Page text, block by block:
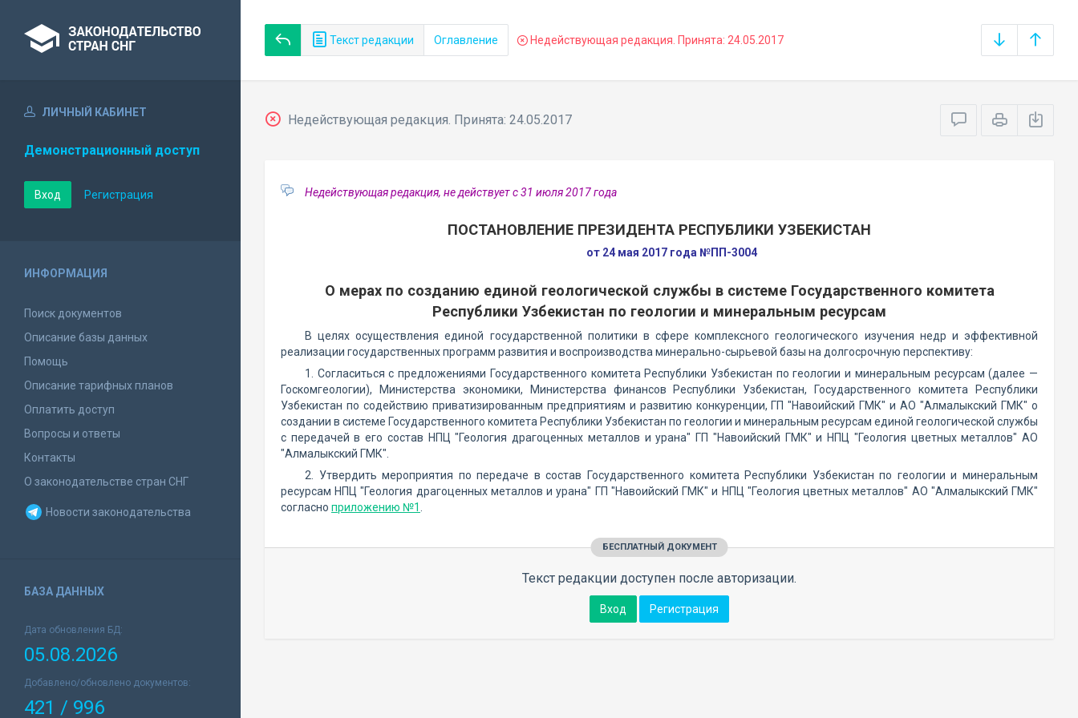
Текст редакции Оглавление Недействующая редакция. Принята: 24.05.2017
ЛИЧНЫЙ КАБИНЕТ
Демонстрационный доступ
Вход Регистрация
ИНФОРМАЦИЯ
Поиск документов
Описание базы данных
Помощь
Описание тарифных планов
Оплатить доступ
Вопросы и ответы
Контакты
О законодательстве стран СНГ
Новости законодательства
БАЗА ДАННЫХ
Дата обновления БД:
05.08.2026
Добавлено/обновлено документов:
421 / 996
Недействующая редакция. Принята: 24.05.2017
Недействующая редакция, не действует с 31 июля 2017 года
ПОСТАНОВЛЕНИЕ ПРЕЗИДЕНТА РЕСПУБЛИКИ УЗБЕКИСТАН
от 24 мая 2017 года №ПП-3004
О мерах по созданию единой геологической службы в системе Государственного комитета
Республики Узбекистан по геологии и минеральным ресурсам
В целях осуществления единой государственной политики в сфере комплексного геологического изучения недр и эффективной
реализации государственных программ развития и воспроизводства минерально-сырьевой базы на долгосрочную перспективу:
1. Согласиться с предложениями Государственного комитета Республики Узбекистан по геологии и минеральным ресурсам (далее —
Госкомгеологии), Министерства экономики, Министерства финансов Республики Узбекистан, Государственного комитета Республики
Узбекистан по содействию приватизированным предприятиям и развитию конкуренции, ГП "Навоийский ГМК" и АО "Алмалыкский ГМК" о
создании в системе Государственного комитета Республики Узбекистан по геологии и минеральным ресурсам единой геологической службы
с передачей в его состав НПЦ "Геология драгоценных металлов и урана" ГП "Навоийский ГМК" и НПЦ "Геология цветных металлов" АО
"Алмалыкский ГМК".
2. Утвердить мероприятия по передаче в состав Государственного комитета Республики Узбекистан по геологии и минеральным
ресурсам НПЦ "Геология драгоценных металлов и урана" ГП "Навоийский ГМК" и НПЦ "Геология цветных металлов" АО "Алмалыкский ГМК"
согласно приложению №1
БЕСПЛАТНЫЙ ДОКУМЕНТ
Текст редакции доступен после авторизации.
Вход Регистрация